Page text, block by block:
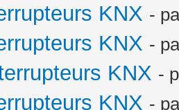
KNX -
KNX -
KNX -
KNX -